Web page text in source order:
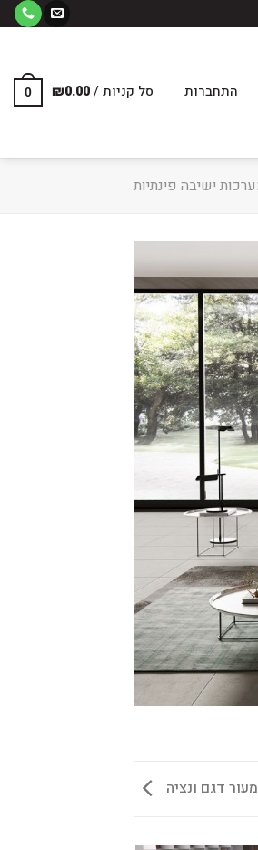
התחברות סל קניות / ₪0.00
0
ישיבה פינתיות
דגם ונציה